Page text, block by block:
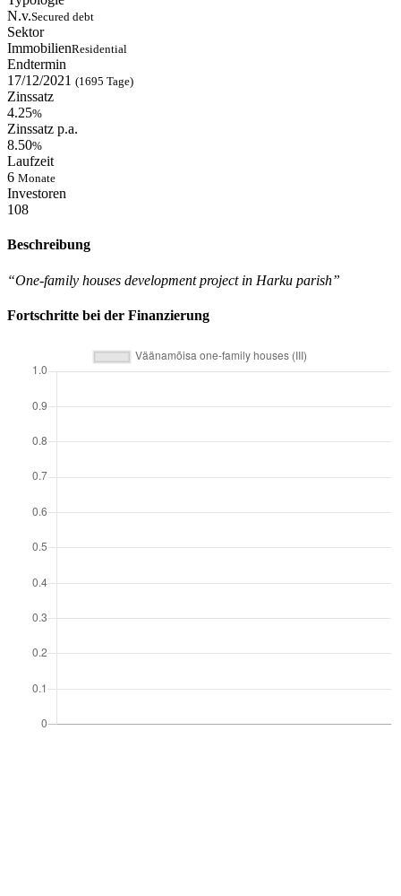
N.v.Secured debt
Sektor
ImmobilienResidential
Endtermin
17/12/2021 (1695 Tage)
Zinssatz
4.25%
Zinssatz p.a.
8.50%
Laufzeit
6 Monate
Investoren
108
Beschreibung
“One-family houses development project in Harku parish”
Fortschritte bei der Finanzierung